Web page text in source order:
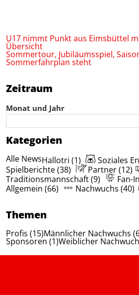
Zeitraum
Monat und Jahr
Kategorien
Alle NewsHallotri (1)
Soziales
Spielberichte (38)
Partner (12)
Traditionsmannschaft (9)
Fan-
Allgemein (66)
Nachwuchs (40)
Themen
Profis (15)Männlicher Nachwuchs
Sponsoren (1)Weiblicher
U17 nimmt Punkt aus Eimsbüttel
Übersicht
Sommertour, Jubiläumsspiel,
Sommerfahrplan steht